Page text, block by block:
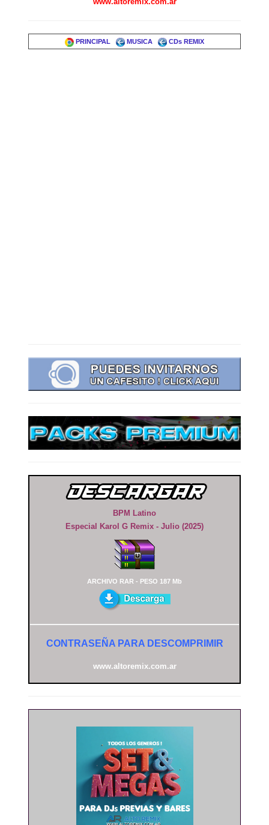
PRINCIPAL MUSICA CDs REMIX
BPM Latino
Especial Karol G Remix - Julio (2025)
ARCHIVO RAR - PESO 187 Mb
CONTRASEÑA PARA DESCOMPRIMIR
www.altoremix.com.ar